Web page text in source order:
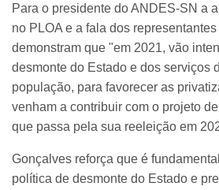
Para o presidente do ANDES-SN a
no PLOA e a fala dos
demonstram que "em 2021, vão
desmonte do Estado e dos serviços
população, para favorecer as
venham a contribuir com o projeto
que passa pela sua reeleição em
Gonçalves reforça que é
política de desmonte do Estado e